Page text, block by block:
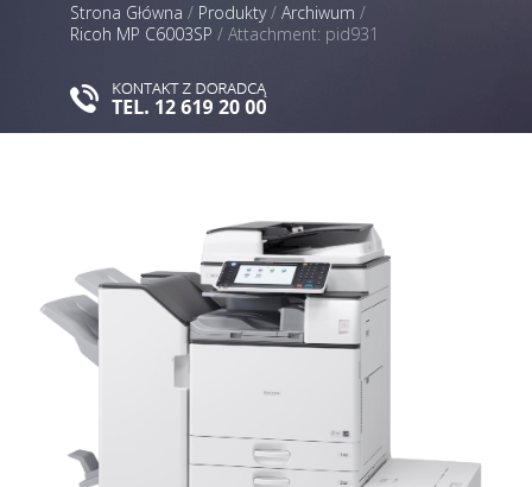
Strona Główna / Produkty/ Archiwum /
Ricoh MP C6003SP / Attachment: pid931